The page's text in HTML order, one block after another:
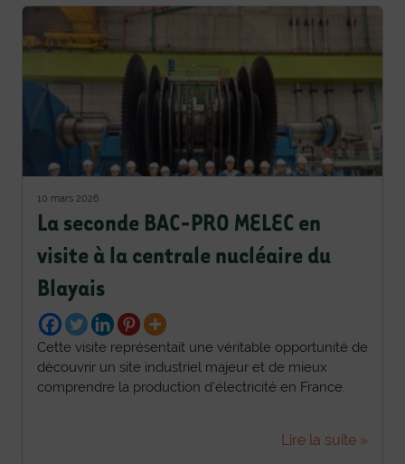
10 mars 2026
La seconde BAC-PRO MELEC en
visite à la centrale nucléaire du
Blayais
Cette visite représentait une véritable opportunité de
découvrir un site industriel majeur et de mieux
comprendre la production d’électricité en France.
Lire la suite »